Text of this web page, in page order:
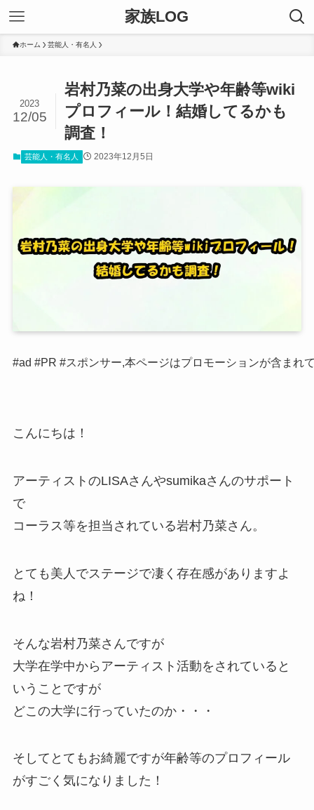
家族LOG
ホーム 芸能人・有名人
岩村乃菜の出身大学や年齢等wiki
プロフィール！結婚してるかも
調査！
2023
12/05
芸能人・有名人 2023年12月5日
#ad #PR #スポンサー,本ページはプロモーションが含まれ
こんにちは！
アーティストのLISAさんやsumikaさんのサポート
で
コーラス等を担当されている岩村乃菜さん。
とても美人でステージで凄く存在感がありますよ
ね！
そんな岩村乃菜さんですが
大学在学中からアーティスト活動をされていると
いうことですが
どこの大学に行っていたのか・・・
そしてとてもお綺麗ですが年齢等のプロフィール
がすごく気になりました！